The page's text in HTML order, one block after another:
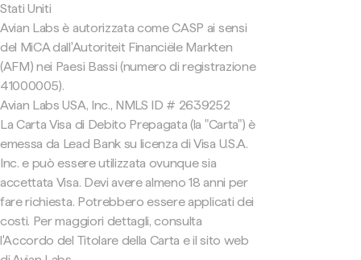
Stati Uniti
Avian Labs è autorizzata come CASP ai sensi
del MiCA dall'Autoriteit Financiële Markten
(AFM) nei Paesi Bassi (numero di registrazione
41000005).
Avian Labs USA, Inc., NMLS ID # 2639252
La Carta Visa di Debito Prepagata (la "Carta") è
emessa da Lead Bank su licenza di Visa U.S.A.
Inc. e può essere utilizzata ovunque sia
accettata Visa. Devi avere almeno 18 anni per
fare richiesta. Potrebbero essere applicati dei
costi. Per maggiori dettagli, consulta
l'Accordo del Titolare della Carta e il sito web